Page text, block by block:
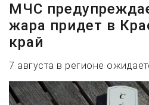
МЧС
жара придет в
край
7 августа в регионе